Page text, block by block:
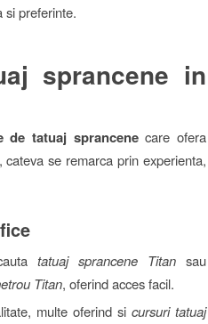
si preferinte.
sprancene in
de tatuaj sprancenecare ofera
se remarca prin experienta,
tatuaj sprancene Titan sau
Titan, oferind acces facil.
multe oferind sicursuri tatuaj